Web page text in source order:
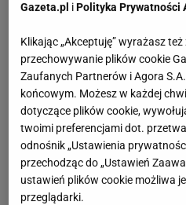
Gazeta.pl iPolityka Prywatności
Klikając „Akceptuję” wyrażasz
przechowywanie plików cookie
Zaufanych Partnerów i Agora
końcowym. Możesz w każdej
dotyczące plików cookie,
twoimi preferencjami dot.
odnośnik „Ustawienia
przechodząc do „Ustawień
ustawień plików cookie możliwa
przeglądarki.